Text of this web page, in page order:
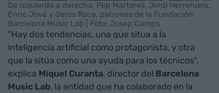
De izquierda a derecha, Pep Martorell, Jordi Herreruela,
Enric Jové y Genís Roca, patrones de la Fundación
Barcelona Music Lab | Foto: Josep Camps
"Hay dos tendencias, una que situa a la
inteligencia artificial como protagonista, y otra
que la sitúa como una ayuda para los técnicos",
explica Miquel Curanta, director del Barcelona
Music Lab, la entidad que ha colaborado en la